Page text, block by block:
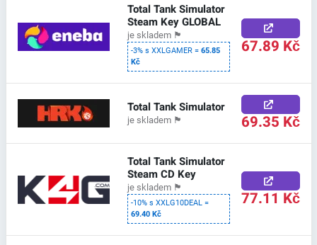
Total Tank Simulator
Steam Key GLOBAL
je skladem 🏴
-3% s XXLGAMER =65.85
Kč
67.89 Kč
Total Tank Simulator
je skladem 🏴 69.35 Kč
Total Tank Simulator
Steam CD Key
je skladem 🏴
-10% s XXLG10DEAL =
69.40 Kč
77.11 Kč